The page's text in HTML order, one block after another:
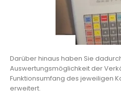
Darüber hinaus haben Sie
Auswertungsmöglichkeit der
Funktionsumfang des jeweiligen
erweitert.